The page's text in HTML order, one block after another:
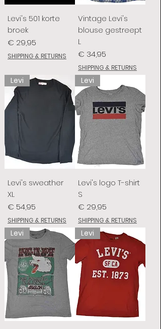
Levi's 501 korte
broek
Prijs
€ 29,95
SHIPPING & RETURNS
Vintage Levi's
blouse gestreept
L
Prijs
€ 34,95
SHIPPING & RETURNS
Levi
Levi's sweather
XL
Prijs
€ 54,95
SHIPPING & RETURNS
Levi
Levi's logo T-shirt
S
Prijs
€ 29,95
SHIPPING & RETURNS
Levi Levi